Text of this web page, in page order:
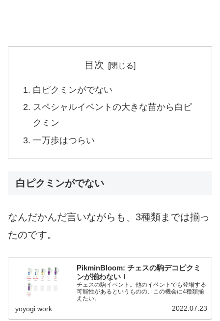
目次
白ピクミンがでない
スペシャルイベントの大きな苗から白ピ
クミン
一万歩はつらい
白ピクミンがでない
なんだかんだ言いながらも、3種類までは揃っ
たのです。
PikminBloom: チェスの駒デコピクミ
ンが揃わない！
チェスの駒イベント。他のイベントでも登場する
可能性があるというものの、この機会に4種類揃
えたい。
yoyogi.work 2022.07.23